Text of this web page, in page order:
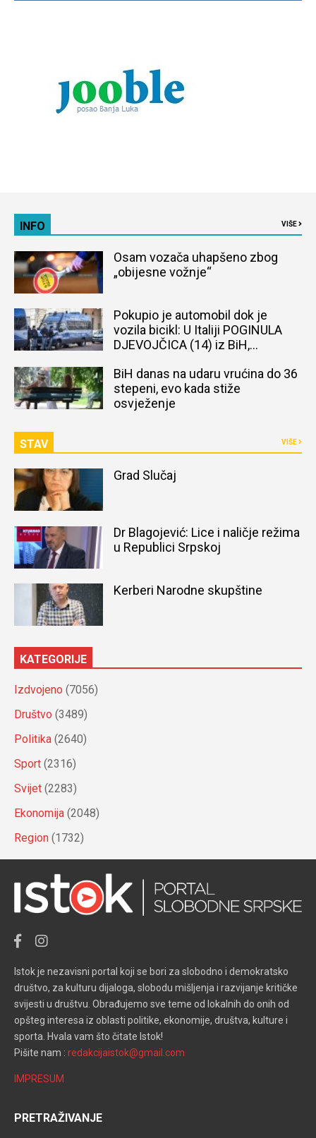
INFO VIŠE
Osam vozača uhapšeno zbog
„obijesne vožnje“
Pokupio je automobil dok je
vozila bicikl: U Italiji POGINULA
DJEVOJČICA (14) iz BiH,
BiH danas na udaru vrućina do 36
stepeni, evo kada stiže
osvježenje
STAV VIŠE
Grad Slučaj
Dr Blagojević: Lice i naličje režima
u Republici Srpskoj
Kerberi Narodne skupštine
KATEGORIJE
Izdvojeno (7056)
Društvo (3489)
Politika (2640)
Sport (2316)
Svijet (2283)
Ekonomija (2048)
Region (1732)
Istok je nezavisni portal koji se bori za slobodno i demokratsko
društvo, za kulturu dijaloga, slobodu mišljenja i razvijanje kritičke
svijesti u društvu. Obrađujemo sve teme od lokalnih do onih od
opšteg interesa iz oblasti politike, ekonomije, društva, kulture i
sporta. Hvala vam što čitate Istok!
Pišite nam : redakcijaistok@gmail.com
IMPRESUM
PRETRAŽIVANJE